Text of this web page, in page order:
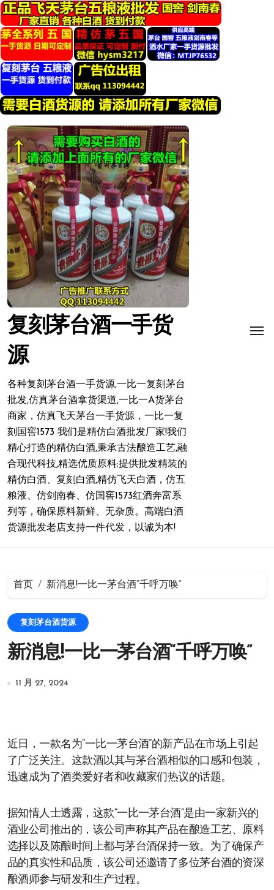
转
到
内
容
复刻茅台酒一手货
源
各种复刻茅台酒一手货源,一比一复刻茅台
批发,仿真茅台酒拿货渠道,一比一A货茅台
商家，仿真飞天茅台一手货源，一比一复
刻国窖1573 我们是精仿白酒批发厂家!我们
精心打造的精仿白酒,秉承古法酿造工艺,融
合现代科技,精选优质原料;提供批发精装的
精仿白酒、复刻白酒,精仿飞天白酒，仿五
粮液、仿剑南春、仿国窖1573红酒奔富系
列等，确保原料新鲜、无杂质。高端白酒
货源批发老店支持一件代发，以诚为本!
首页 新消息!一比一茅台酒“千呼万唤”
复刻茅台酒货源
新消息!一比一茅台酒“千呼万唤”
11 月 27, 2024
近日，一款名为“一比一茅台酒”的新产品在市场上引起
了广泛关注。这款酒以其与茅台酒相似的口感和包装，
迅速成为了酒类爱好者和收藏家们热议的话题。
据知情人士透露，这款“一比一茅台酒”是由一家新兴的
酒业公司推出的，该公司声称其产品在酿造工艺、原料
选择以及陈酿时间上都与茅台酒保持一致。为了确保产
品的真实性和品质，该公司还邀请了多位茅台酒的资深
酿酒师参与研发和生产过程。